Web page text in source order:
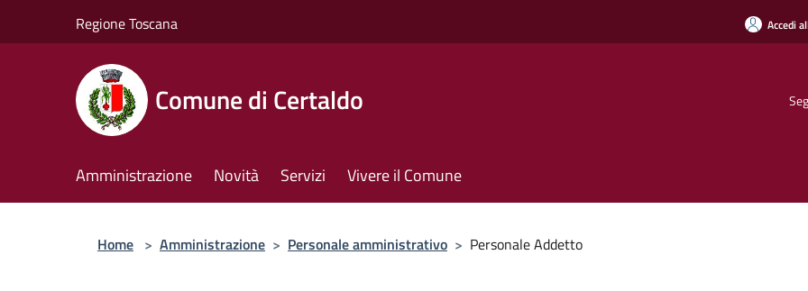
Regione Toscana Accedi
Comune di Certaldo
Amministrazione Novità Servizi Vivere il Comune
Home > Amministrazione > Personale amministrativo > Personale Addetto